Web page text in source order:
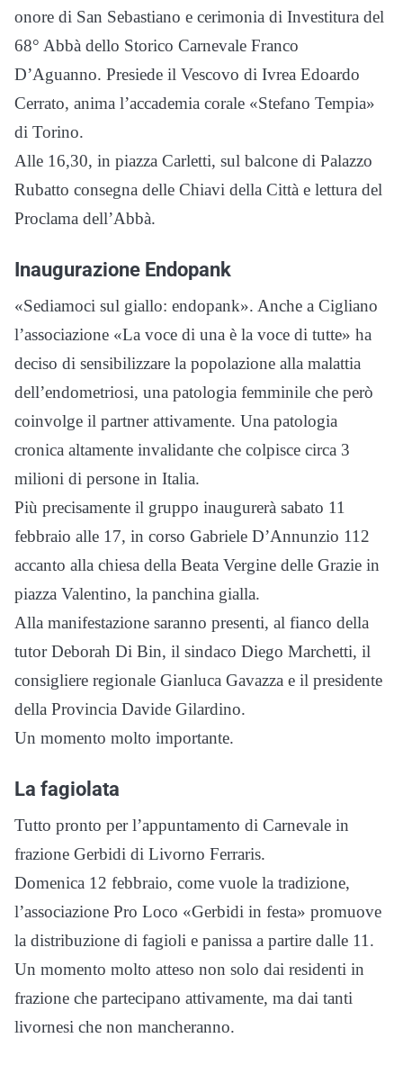
onore di San Sebastiano e cerimonia di Investitura del
68° Abbà dello Storico Carnevale Franco
D’Aguanno. Presiede il Vescovo di Ivrea Edoardo
Cerrato, anima l’accademia corale «Stefano Tempia»
di Torino.
Alle 16,30, in piazza Carletti, sul balcone di Palazzo
Rubatto consegna delle Chiavi della Città e lettura del
Proclama dell’Abbà.
Inaugurazione Endopank
«Sediamoci sul giallo: endopank». Anche a Cigliano
l’associazione «La voce di una è la voce di tutte» ha
deciso di sensibilizzare la popolazione alla malattia
dell’endometriosi, una patologia femminile che però
coinvolge il partner attivamente. Una patologia
cronica altamente invalidante che colpisce circa 3
milioni di persone in Italia.
Più precisamente il gruppo inaugurerà sabato 11
febbraio alle 17, in corso Gabriele D’Annunzio 112
accanto alla chiesa della Beata Vergine delle Grazie in
piazza Valentino, la panchina gialla.
Alla manifestazione saranno presenti, al fianco della
tutor Deborah Di Bin, il sindaco Diego Marchetti, il
consigliere regionale Gianluca Gavazza e il presidente
della Provincia Davide Gilardino.
Un momento molto importante.
La fagiolata
Tutto pronto per l’appuntamento di Carnevale in
frazione Gerbidi di Livorno Ferraris.
Domenica 12 febbraio, come vuole la tradizione,
l’associazione Pro Loco «Gerbidi in festa» promuove
la distribuzione di fagioli e panissa a partire dalle 11.
Un momento molto atteso non solo dai residenti in
frazione che partecipano attivamente, ma dai tanti
livornesi che non mancheranno.